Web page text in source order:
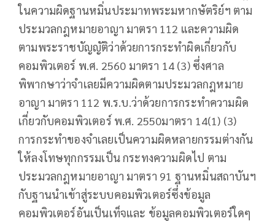
ในความผิดฐานหมิ่นประมาทพระมหากษัตริย์ฯ ตาม
ประมวลกฎหมายอาญา มาตรา 112 และความผิด
ตามพระราชบัญญัติว่าด้วยการกระทำผิดเกี่ยวกับ
คอมพิวเตอร์ พ.ศ. 2560 มาตรา 14 (3) ซึ่งศาล
พิพากษาว่าจำเลยมีความผิดตามประมวลกฎหมาย
อาญา มาตรา 112 พ.ร.บ.ว่าด้วยการกระทำความผิด
เกี่ยวกับคอมพิวเตอร์ พ.ศ. 2550มาตรา 14(1) (3)
การกระทำของจำเลยเป็นความผิดหลายกรรมต่างกัน
ให้ลงโทษทุกกรรมเป็น กระทงความผิดไป ตาม
ประมวลกฎหมายอาญา มาตรา 91 ฐานหมิ่นสถาบันฯ
กับฐานนำเข้าสู่ระบบคอมพิวเตอร์ซึ่งข้อมูล
คอมพิวเตอร์อันเป็นเท็จและ ข้อมูลคอมพิวเตอร์ใดๆ